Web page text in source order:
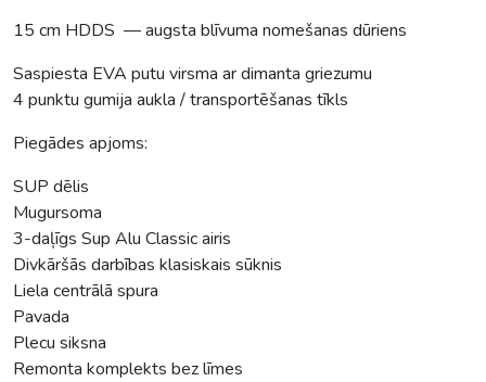
15 cm HDDS — augsta blīvuma nomešanas dūriens
Saspiesta EVA putu virsma ar dimanta griezumu
4 punktu gumija aukla / transportēšanas tīkls
Piegādes apjoms:
SUP dēlis
Mugursoma
3-daļīgs Sup Alu Classic airis
Divkāršās darbības klasiskais sūknis
Liela centrālā spura
Pavada
Plecu siksna
Remonta komplekts bez līmes